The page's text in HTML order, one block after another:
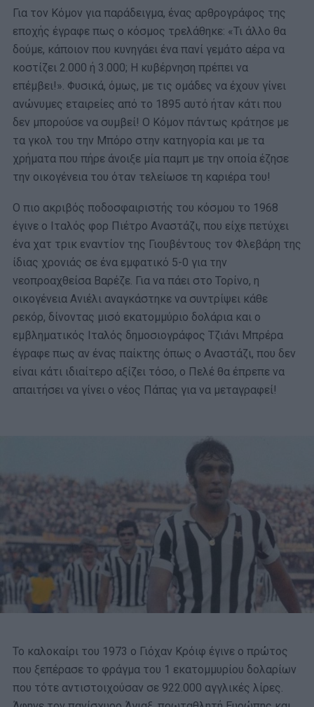
Για τον Κόμον για παράδειγμα, ένας αρθρογράφος της
εποχής έγραφε πως ο κόσμος τρελάθηκε: «Τι άλλο θα
δούμε, κάποιον που κυνηγάει ένα πανί γεμάτο αέρα να
κοστίζει 2.000 ή 3.000; Η κυβέρνηση πρέπει να
επέμβει!». Φυσικά, όμως, με τις ομάδες να έχουν γίνει
ανώνυμες εταιρείες από το 1895 αυτό ήταν κάτι που
δεν μπορούσε να συμβεί! O Κόμον πάντως κράτησε με
τα γκολ του την Μπόρο στην κατηγορία και με τα
χρήματα που πήρε άνοιξε μία παμπ με την οποία έζησε
την οικογένεια του όταν τελείωσε τη καριέρα του!
Ο πιο ακριβός ποδοσφαιριστής του κόσμου το 1968
έγινε ο Ιταλός φορ Πιέτρο Αναστάζι, που είχε πετύχει
ένα χατ τρικ εναντίον της Γιουβέντους τον Φλεβάρη της
ίδιας χρονιάς σε ένα εμφατικό 5-0 για την
νεοπροαχθείσα Βαρέζε. Για να πάει στο Τορίνο, η
οικογένεια Ανιέλι αναγκάστηκε να συντρίψει κάθε
ρεκόρ, δίνοντας μισό εκατομμύριο δολάρια και ο
εμβληματικός Ιταλός δημοσιογράφος Τζιάνι Μπρέρα
έγραφε πως αν ένας παίκτης όπως ο Αναστάζι, που δεν
είναι κάτι ιδιαίτερο αξίζει τόσο, ο Πελέ θα έπρεπε να
απαιτήσει να γίνει ο νέος Πάπας για να μεταγραφεί!
Το καλοκαίρι του 1973 ο Γιόχαν Κρόιφ έγινε ο πρώτος
που ξεπέρασε το φράγμα του 1 εκατομμυρίου δολαρίων
που τότε αντιστοιχούσαν σε 922.000 αγγλικές λίρες.